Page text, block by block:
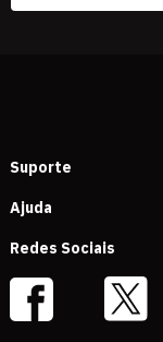
Suporte
Ajuda
Redes Sociais